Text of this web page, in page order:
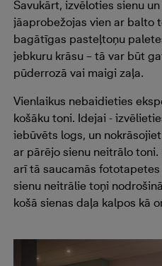
Savukārt, izvēloties sienu
jāaprobežojas vien ar balto
bagātīgas pasteļtoņu
jebkuru krāsu – tā var būt
pūderrozā vai maigi zaļa.
Vienlaikus nebaidieties
košāku toni. Idejai -
iebūvēts logs, un
ar pārējo sienu neitrālo
arī tā saucamās
sienu neitrālie toņi
košā sienas daļa kalpos kā